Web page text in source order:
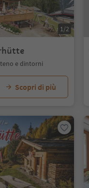
1/2
e dintorni
Scopri di più